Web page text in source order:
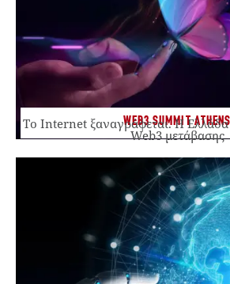
WEB3 SUMMIT ATHENS
Το Internet ξαναγράφεται. Η Ελλάδα
Web3 μετάβασης